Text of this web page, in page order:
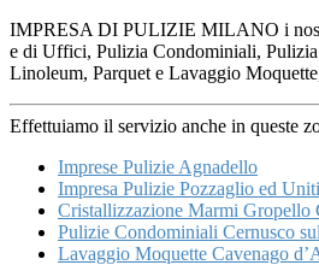
IMPRESA DI PULIZIE MILANO i
e di Uffici, Pulizia Condominiali, Pulizia
Linoleum, Parquet e Lavaggio
Effettuiamo il servizio anche in queste
Imprese Pulizie Agnadello
Impresa Pulizie Pozzaglio ed Uniti
Cristallizzazione Marmi Gropello
Pulizie Condominiali Cernusco
Lavaggio Moquette Cavenago